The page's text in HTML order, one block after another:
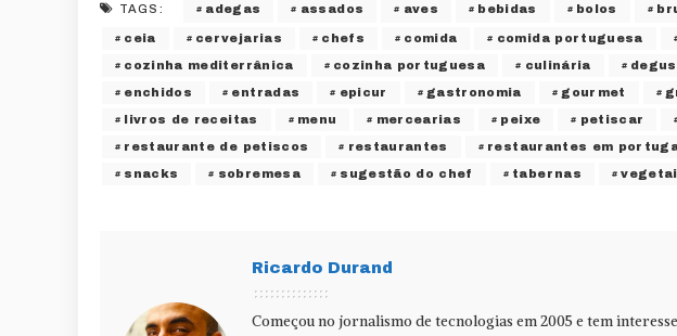
TAGS: adegas assados aves bebidas bolos
ceia cervejarias chefs comida comida portuguesa
cozinha mediterrânica cozinha portuguesa culinária
enchidos entradas epicur gastronomia gourmet
livros de receitas menu mercearias peixe petiscar
restaurante de petiscos restaurantes restaurantes em
snacks sobremesa sugestão do chef tabernas
Ricardo Durand
Começou no jornalismo de tecnologias em 2005 e tem